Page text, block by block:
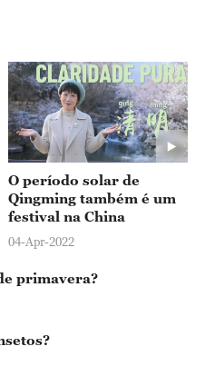
O período solar de
Qingming também é um
festival na China
04-Apr-2022
primavera?